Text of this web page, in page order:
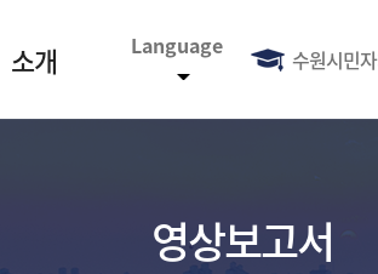
소개 Language 수원시민
영상보고서